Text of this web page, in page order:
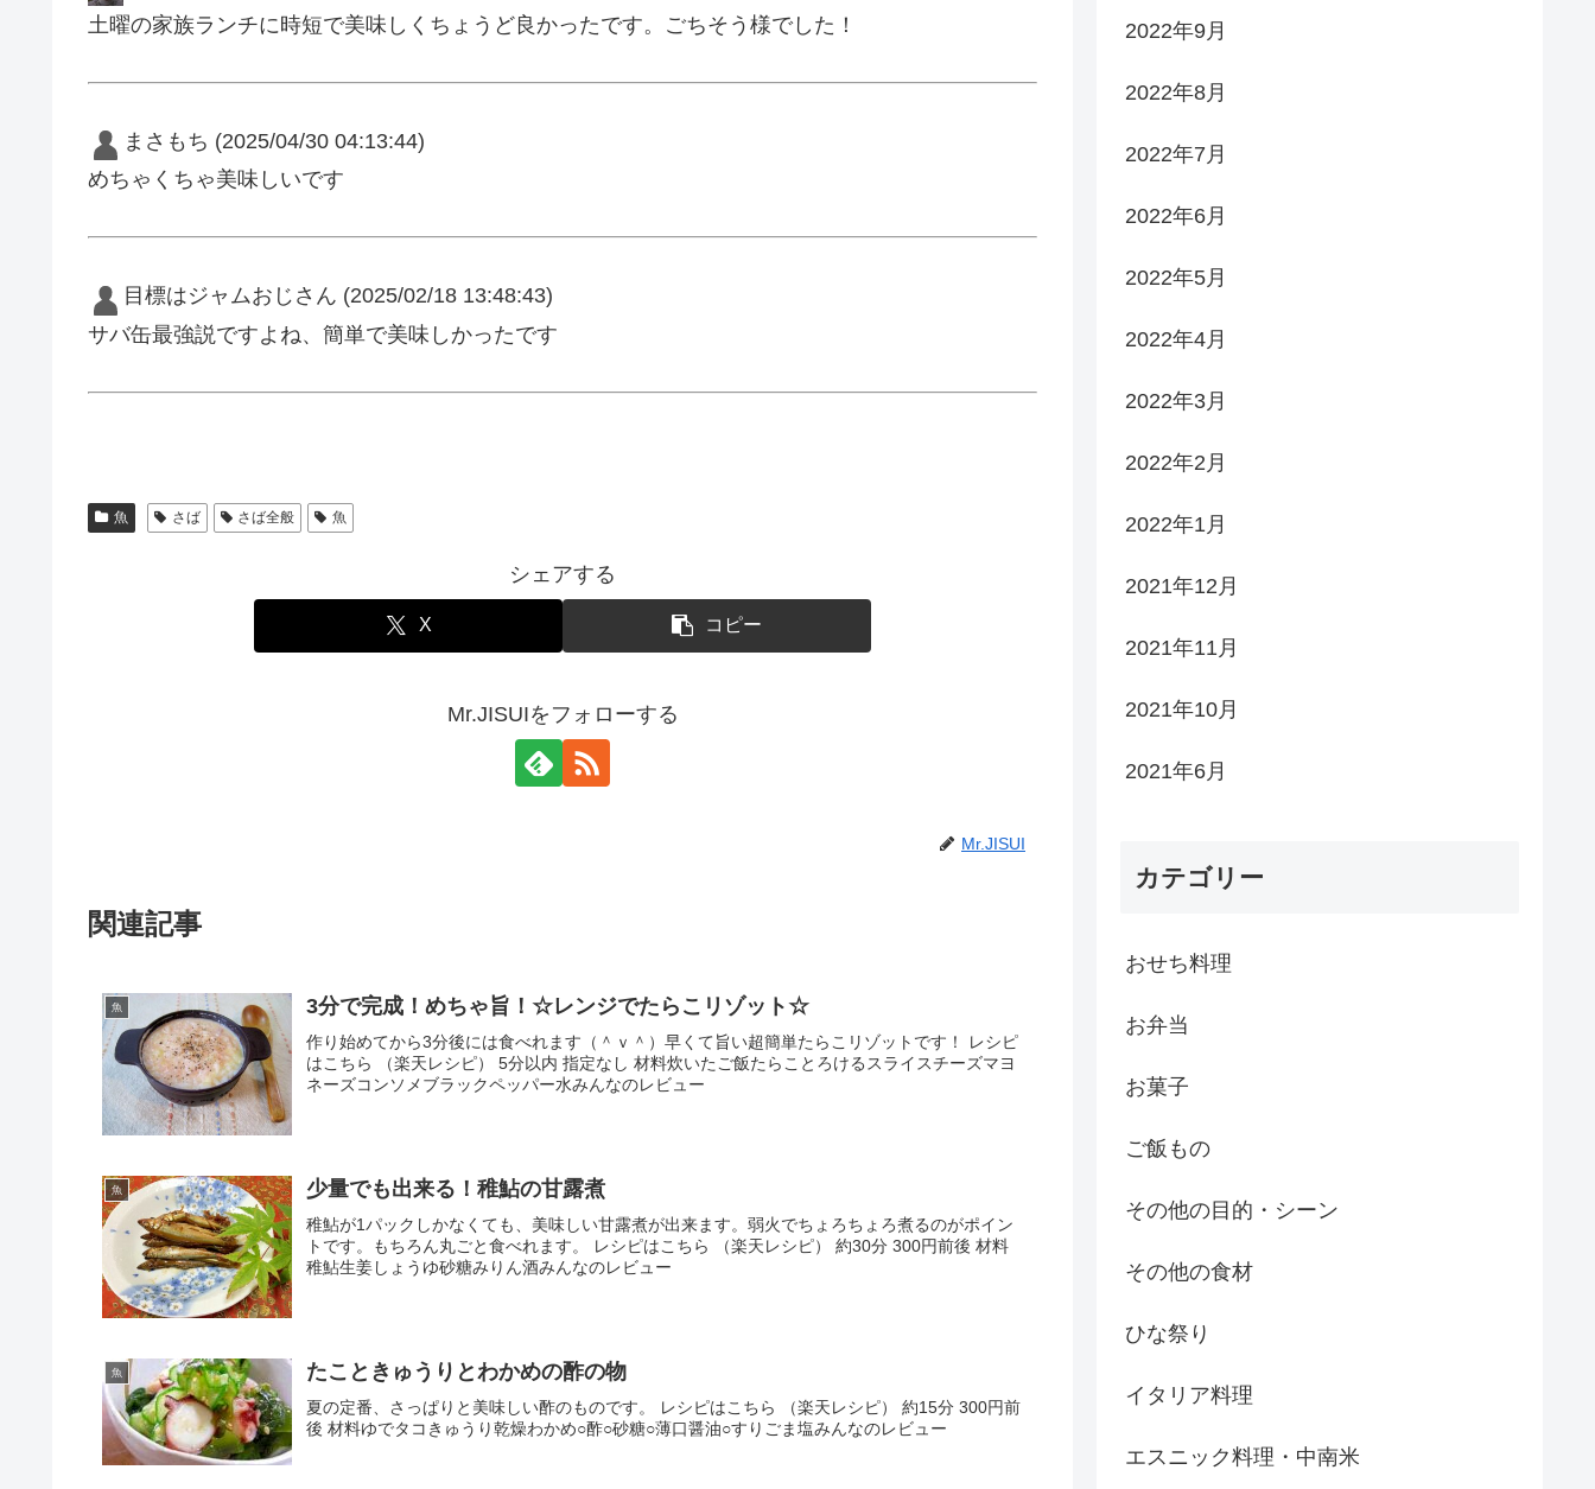
土曜の家族ランチに時短で美味しくちょうど良かったです。ごちそう様でした！
まさもち (2025/04/30 04:13:44)
めちゃくちゃ美味しいです
目標はジャムおじさん (2025/02/18 13:48:43)
サバ缶最強説ですよね、簡単で美味しかったです
魚 さば さば全般 魚
シェアする
X コピー
Mr.JISUIをフォローする
Mr.JISUI
関連記事
魚 3分で完成！めちゃ旨！☆レンジでたらこリゾット☆
作り始めてから3分後には食べれます（＾ｖ＾）早くて旨い超簡単たらこリゾットです！ レシピ
はこちら （楽天レシピ） 5分以内 指定なし 材料炊いたご飯たらことろけるスライスチーズマヨ
ネーズコンソメブラックペッパー水みんなのレビュー
魚 少量でも出来る！稚鮎の甘露煮
稚鮎が1パックしかなくても、美味しい甘露煮が出来ます。弱火でちょろちょろ煮るのがポイン
トです。もちろん丸ごと食べれます。 レシピはこちら （楽天レシピ） 約30分 300円前後 材料
稚鮎生姜しょうゆ砂糖みりん酒みんなのレビュー
魚 たこときゅうりとわかめの酢の物
夏の定番、さっぱりと美味しい酢のものです。 レシピはこちら （楽天レシピ） 約15分 300円前
後 材料ゆでタコきゅうり乾燥わかめ○酢○砂糖○薄口醤油○すりごま塩みんなのレビュー
2022年9月
2022年8月
2022年7月
2022年6月
2022年5月
2022年4月
2022年3月
2022年2月
2022年1月
2021年12月
2021年11月
2021年10月
2021年6月
カテゴリー
おせち料理
お弁当
お菓子
ご飯もの
その他の目的・シーン
その他の食材
ひな祭り
イタリア料理
エスニック料理・中南米